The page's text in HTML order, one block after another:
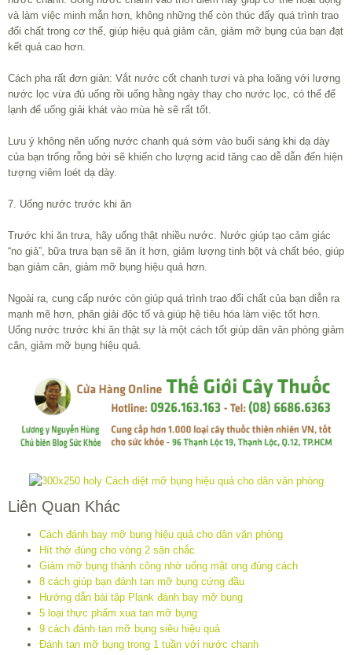
và làm việc minh mẫn hơn, không những thế còn thúc đẩy quá trình trao
đổi chất trong cơ thể, giúp hiệu quả giảm cân, giảm mỡ bụng của bạn đạt
kết quả cao hơn.
Cách pha rất đơn giản: Vắt nước cốt chanh tươi và pha loãng với lượng
nước lọc vừa đủ uống rồi uống hằng ngày thay cho nước lọc, có thể để
lạnh để uống giải khát vào mùa hè sẽ rất tốt.
Lưu ý không nên uống nước chanh quá sớm vào buổi sáng khi dạ dày
của bạn trống rỗng bởi sẽ khiến cho lượng acid tăng cao dễ dẫn đến hiện
tượng viêm loét dạ dày.
7. Uống nước trước khi ăn
Trước khi ăn trưa, hãy uống thật nhiều nước. Nước giúp tạo cảm giác
“no giả”, bữa trưa bạn sẽ ăn ít hơn, giảm lượng tinh bột và chất béo, giúp
bạn giảm cân, giảm mỡ bụng hiệu quả hơn.
Ngoài ra, cung cấp nước còn giúp quá trình trao đổi chất của bạn diễn ra
mạnh mẽ hơn, phân giải độc tố và giúp hệ tiêu hóa làm việc tốt hơn.
Uống nước trước khi ăn thật sự là một cách tốt giúp dân văn phòng giảm
cân, giảm mỡ bụng hiệu quả.
Liên Quan Khác
Cách đánh bay mỡ bụng hiệu quả cho dân văn phòng
Hít thở đúng cho vòng 2 săn chắc
Giảm mỡ bụng thành công nhờ uống mật ong đúng cách
8 cách giúp bạn đánh tan mỡ bụng cứng đầu
Hướng dẫn bài tập Plank đánh bay mỡ bụng
5 loại thực phẩm xua tan mỡ bụng
9 cách đánh tan mỡ bụng siêu hiệu quả
Đánh tan mỡ bụng trong 1 tuần với nước chanh